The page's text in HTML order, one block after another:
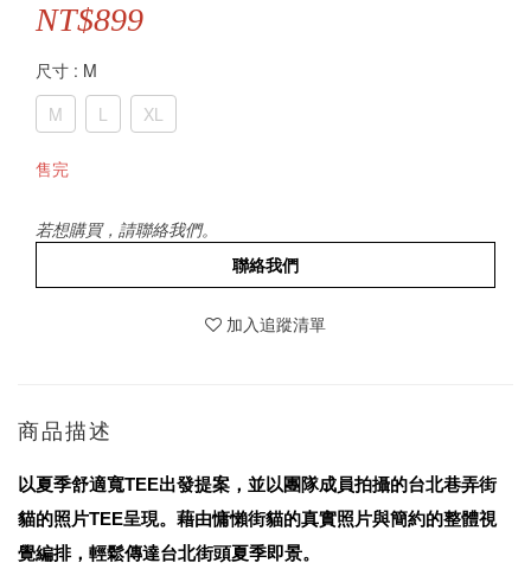
NT$899
尺寸 : M
M
L XL
售完
若想購買，請聯絡我們。
聯絡我們
加入追蹤清單
商品描述
以夏季舒適寬TEE出發提案，並以團隊成員拍攝的台北巷弄街
貓的照片TEE呈現。藉由慵懶街貓的真實照片與簡約的整體視
覺編排，輕鬆傳達台北街頭夏季即景。